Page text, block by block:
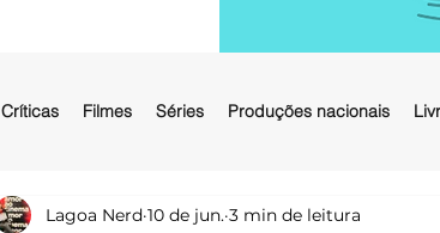
Críticas Filmes Séries Produções nacionais
Lagoa Nerd 10 de jun. 3 min de leitura